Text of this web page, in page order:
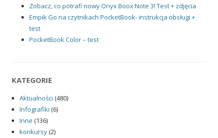
Zobacz, co potrafi nowy Onyx Boox Note 3! Test + zdjęcia
Empik Go na czytnikach PocketBook- instrukcja obsługi +
test
PocketBook Color – test
KATEGORIE
Aktualności (480)
Infografiki (6)
Inne (136)
konkursy(2)